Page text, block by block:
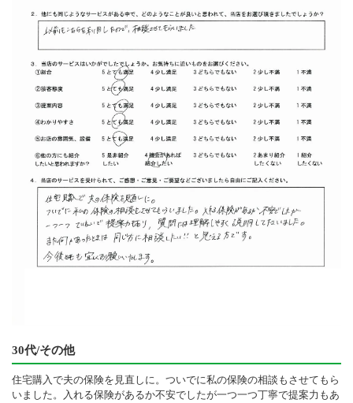
30代/その他
住宅購入で夫の保険を見直しに。ついでに私の保険の相談もさせてもら
いました。入れる保険があるか不安でしたが一つ一つ丁寧で提案力もあ